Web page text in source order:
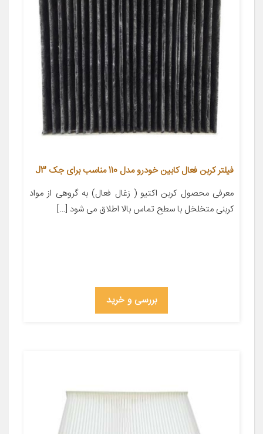
فیلتر کربن فعال کابین خودرو مدل 110 مناسب برای جک J3
معرفی محصول کربن اکتیو ( زغال فعال) به گروهی از مواد
کربنی متخلخل با سطح تماس بالا اطلاق می شود […]
بررسی و خرید